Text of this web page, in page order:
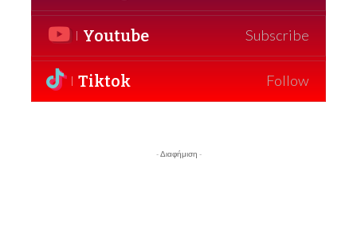
Youtube Subscribe
Tiktok Follow
- Διαφήμιση -